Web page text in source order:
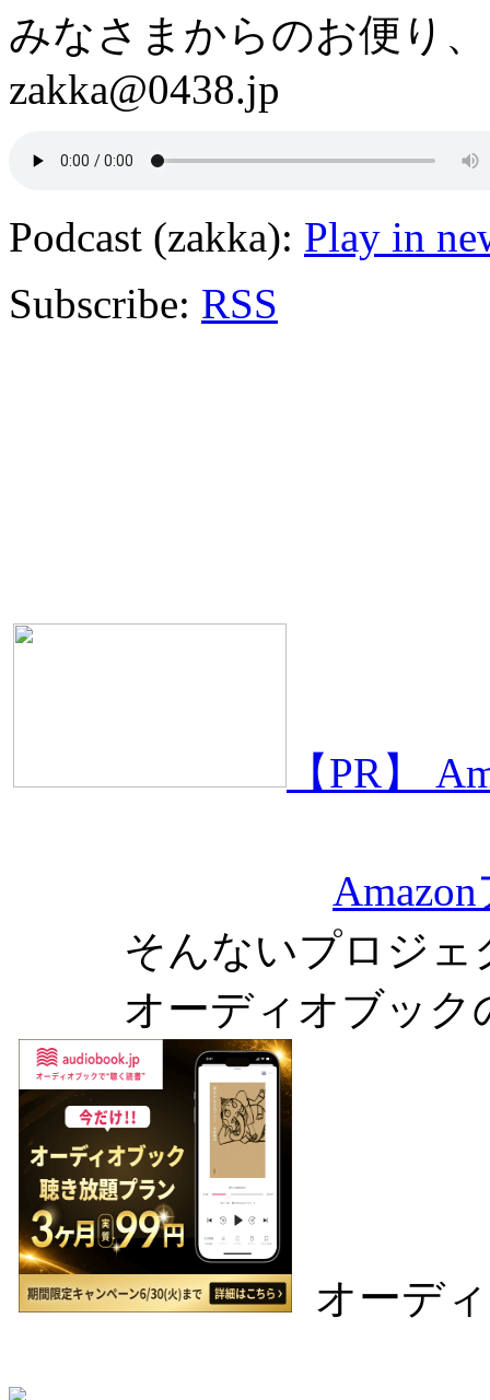
みなさまからのお便り
zakka@0438.jp
Podcast (zakka): Play in
Subscribe: RSS
【PR】
そんないプロジェ
オーディオブック
オーデ